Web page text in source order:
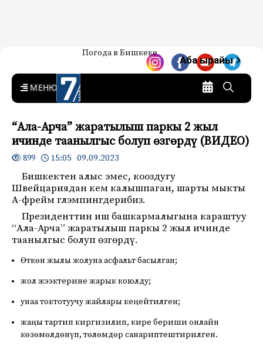
7-канал. Жаңылыктар —
Кыргызстан
Жаңылыктар — Кыргызстан
Погода в Бишкеке
Аба ырайы
MENU
“Ала-Арча” жаратылыш паркы 2 жыл
ичинде таанылгыс болуп өзгөрдү (ВИДЕО)
899 15:05 09.09.2023
Бишкектен алыс эмес, кооздугу
Швейцариядан кем калышпаган, шарты мыкты
А-фрейм глэмпингдерибиз.
Президенттин иш башкармалыгына караштуу
“Ала-Арча” жаратылыш паркы 2 жыл ичинде
таанылгыс болуп өзгөрдү.
Өткөн жылы жолуна асфальт басылган;
жол жээктерине жарык коюлду;
унаа токтотуучу жайлары кеңейтилген;
жаңы тартип киргизилип, кире бериши онлайн
көзөмөлдөнүп, төлөмдөр санариптештирилген.